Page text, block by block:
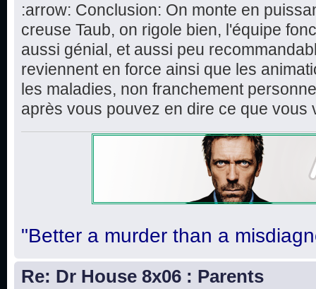
:arrow: Conclusion: On monte en
creuse Taub, on rigole bien, l'équipe
aussi génial, et aussi peu
reviennent en force ainsi que les
les maladies, non franchement
après vous pouvez en dire ce que vous
"Better a murder than a
Re: Dr House 8x06 : Parents